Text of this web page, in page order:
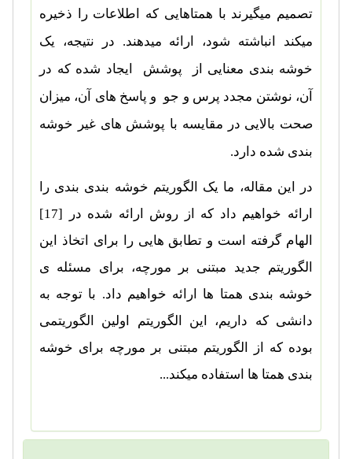
تصمیم میگیرند با همتاهایی که اطلاعات را ذخیره
میکند انباشته شود، ارائه میدهند. در نتیجه، یک
خوشه بندی معنایی از پوشش ایجاد شده که در
آن، نوشتن مجدد پرس و جو و پاسخ های آن، میزان
صحت بالایی در مقایسه با پوشش های غیر خوشه
بندی شده دارد.
در این مقاله، ما یک الگوریتم خوشه بندی بندی را
ارائه خواهیم داد که از روش ارائه شده در [17]
الهام گرفته است و تطابق هایی را برای اتخاذ این
الگوریتم جدید مبتنی بر مورچه، برای مسئله ی
خوشه بندی همتا ها ارائه خواهیم داد. با توجه به
دانشی که داریم، این الگوریتم اولین الگوریتمی
بوده که از الگوریتم مبتنی بر مورچه برای خوشه
بندی همتا ها استفاده میکند...